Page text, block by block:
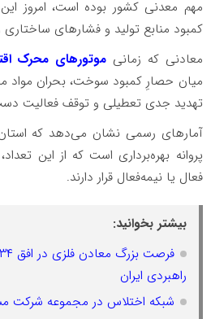
مهم معدنی کشور بوده است، امروز
کمبود منابع تولید و فشارهای
معادنی که زمانی موتورهای محرک
میان حصارِ کمبود سوخت، بحران مواد
تهدید جدی تعطیلی و توقف فعالیت
فعال یا نیمه‌فعال قرار دارند.
بیشتر بخوانید:
راهبردی ایران
شبکه اختلاس در مجموعه شرکت